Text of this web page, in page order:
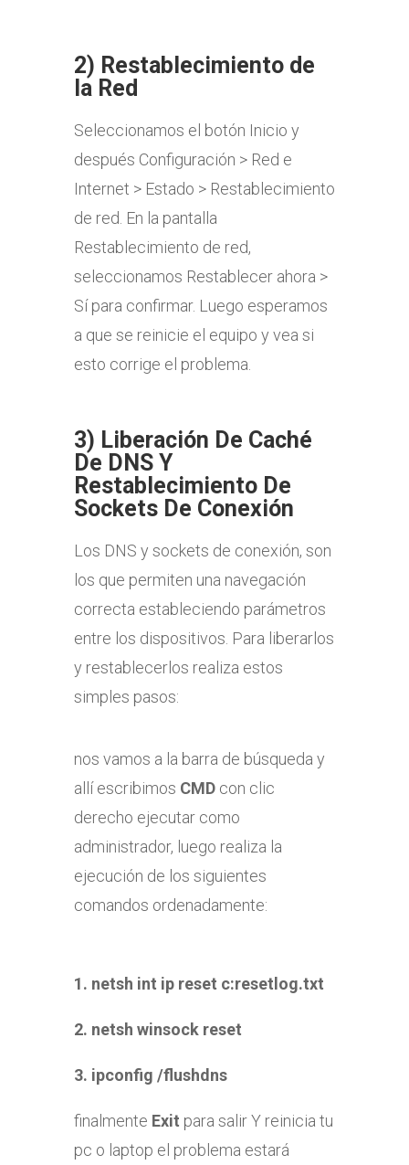
2) Restablecimiento de
la Red
Seleccionamos el botón Inicio y
después Configuración > Red e
Internet > Estado > Restablecimiento
de red. En la pantalla
Restablecimiento de red,
seleccionamos Restablecer ahora >
Sí para confirmar. Luego esperamos
a que se reinicie el equipo y vea si
esto corrige el problema.
3) Liberación De Caché
De DNS Y
Restablecimiento De
Sockets De Conexión
Los DNS y sockets de conexión, son
los que permiten una navegación
correcta estableciendo parámetros
entre los dispositivos. Para liberarlos
y restablecerlos realiza estos
simples pasos:
nos vamos a la barra de búsqueda y
allí escribimos CMDcon clic
derecho ejecutar como
administrador, luego realiza la
ejecución de los siguientes
comandos ordenadamente:
1. netsh int ip reset c:resetlog.txt
2. netsh winsock reset
3. ipconfig /flushdns
finalmente Exit para salir Y reinicia tu
pc o laptop el problema estará